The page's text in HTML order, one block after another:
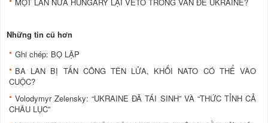
Những tin cũ hơn
Ghi chép: BỌ LẬP
BA LAN BỊ TẤN CÔNG TÊN LỬA, KHỐI NATO CÓ THỂ VÀO
CUỘC?
Volodymyr Zelensky: “UKRAINE ĐÃ TÁI SINH” VÀ “THỨC TỈNH CẢ
CHÂU LỤC”